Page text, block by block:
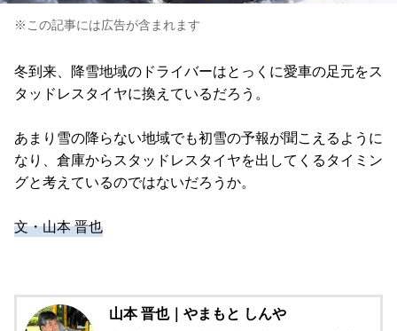
※この記事には広告が含まれます
冬到来、降雪地域のドライバーはとっくに愛車の足元をス
タッドレスタイヤに換えているだろう。
あまり雪の降らない地域でも初雪の予報が聞こえるように
なり、倉庫からスタッドレスタイヤを出してくるタイミン
グと考えているのではないだろうか。
文・山本 晋也
山本 晋也｜やまもと しんや